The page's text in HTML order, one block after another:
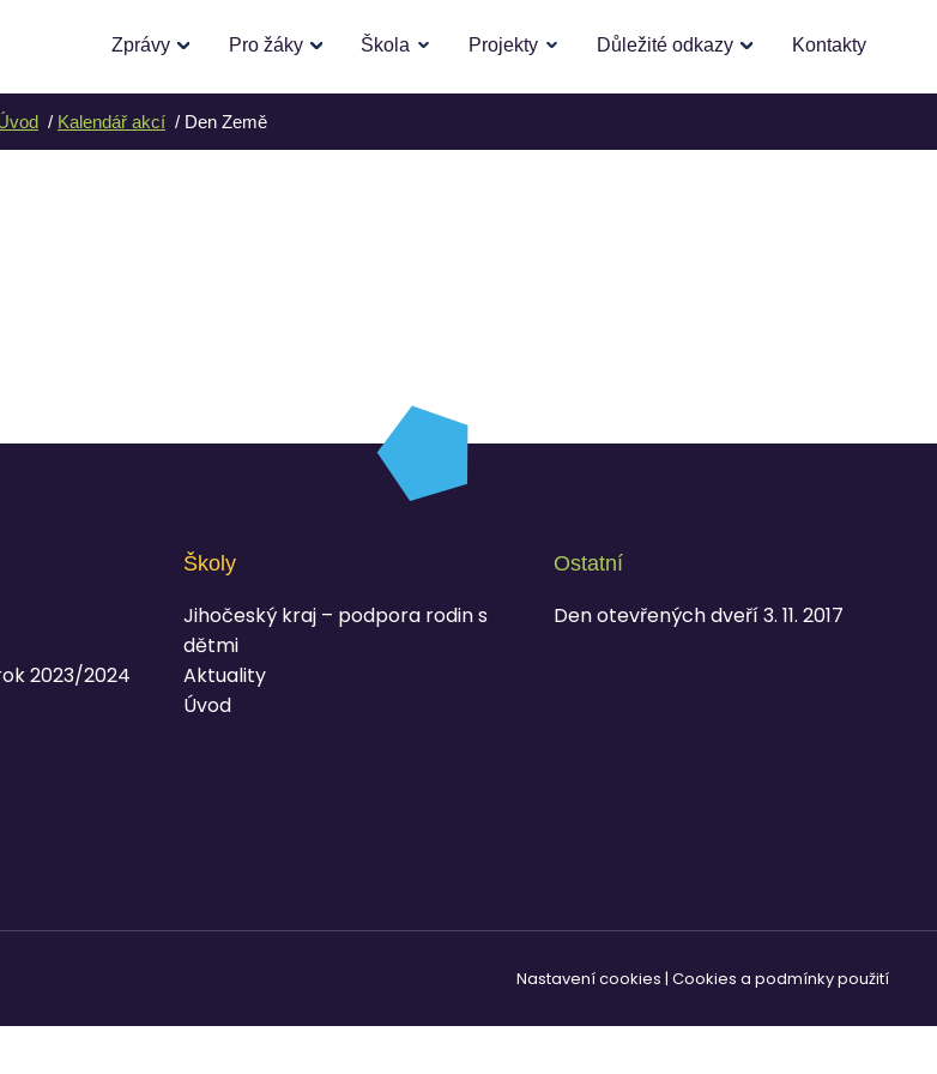
Zprávy Pro žáky Škola Projekty Důležité odkazy Kontakty
Kalendář akcí Den Země
2023/2024
Školy
Jihočeský kraj – podpora rodin s
dětmi
Aktuality
Úvod
Ostatní
Den otevřených dveří 3. 11. 2017
Nastavení cookies | Cookies a podmínky použití